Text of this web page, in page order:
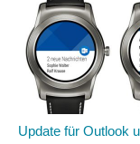
Update für Outlook